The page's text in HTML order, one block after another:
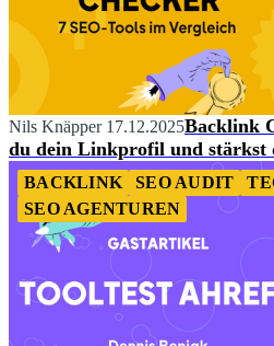
Nils Knäpper 17.12.2025Backlink
du dein Linkprofil und stärkst
BACKLINK SEO AUDIT
SEO AGENTUREN